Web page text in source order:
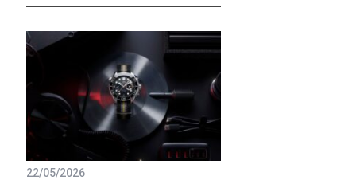
22/05/2026
Cuando Karlie